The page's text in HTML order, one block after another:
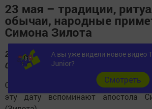
23 мая – традиции,
обычаи, народные
Симона Зилота
23 мая(10 мая по старому
Симонов день, Симон Посев
Согласно церковному календарю,
эту дату вспоминают апостола
А вы уже видели новое видео
Junior?
Cмотреть